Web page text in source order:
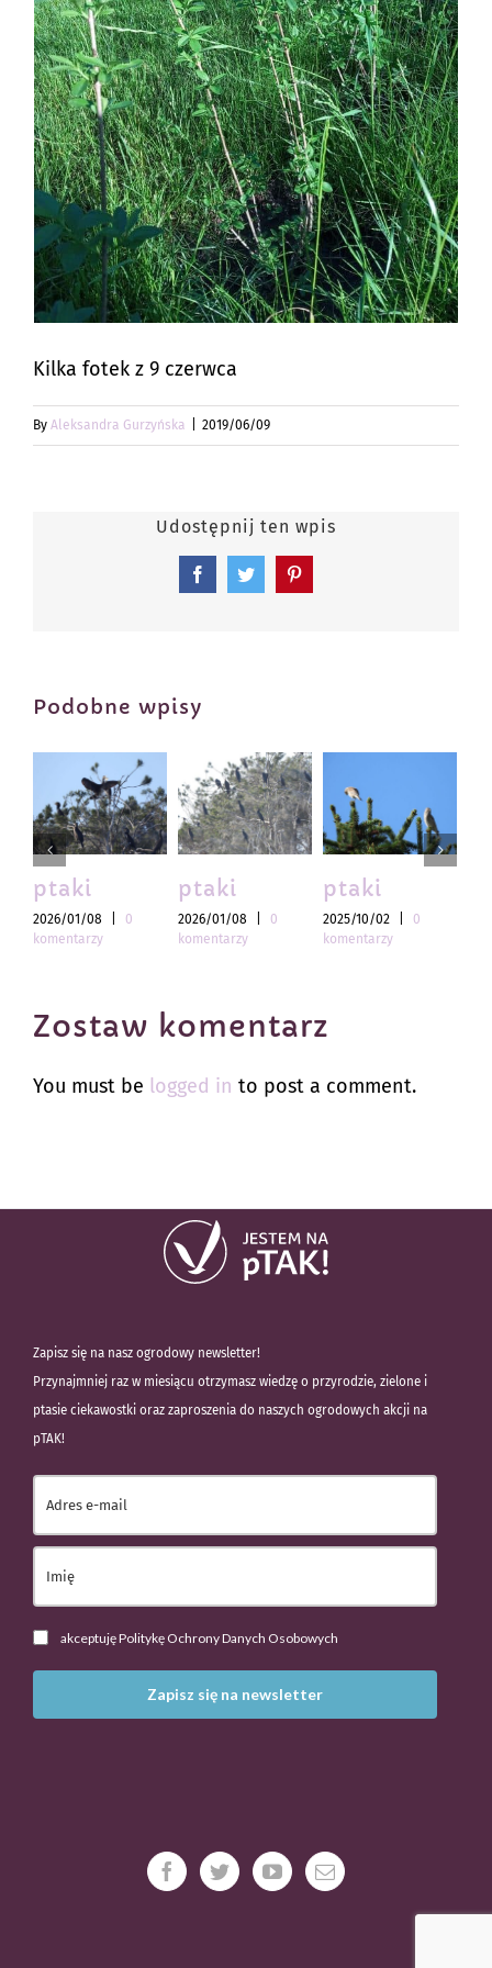
Kilka fotek z 9 czerwca
By Aleksandra Gurzyńska 2019/06/09
Udostępnij ten wpis
FacebookTwitterPinterest
Podobne wpisy
ptaki
2026/01/08
0
komentarzy
ptaki
2026/01/08
0
komentarzy
ptaki
2025/10/02
0
komentarzy
Zostaw komentarz
You must be logged in to post a comment.
Zapisz się na nasz ogrodowy newsletter!
Przynajmniej raz w miesiącu otrzymasz wiedzę o przyrodzie, zielone i
ptasie ciekawostki oraz zaproszenia do naszych ogrodowych akcji na
pTAK!
akceptuję Politykę Ochrony Danych Osobowych
Zapisz się na newsletter